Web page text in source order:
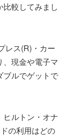
比較してみまし
レス(R)・カー
、現金や電子マ
ブルでゲットで
ヒルトン・オナ
の利用はどの